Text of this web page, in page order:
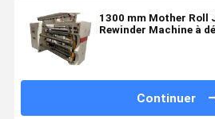
1300 mm Mother Roll
Rewinder Machine à
Continuer